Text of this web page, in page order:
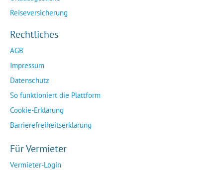
Reiseversicherung
Rechtliches
AGB
Impressum
Datenschutz
So funktioniert die Plattform
Cookie-Erklärung
Barrierefreiheitserklärung
Für Vermieter
Vermieter-Login